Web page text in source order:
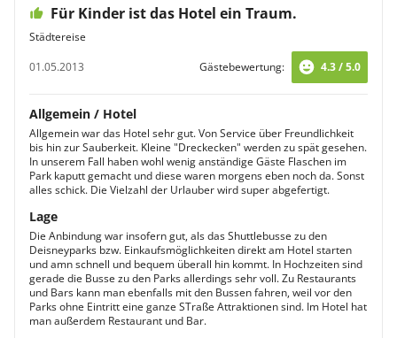
Für Kinder ist das Hotel ein Traum.
Städtereise
01.05.2013
Gästebewertung: 4.3 / 5.0
Allgemein / Hotel
Allgemein war das Hotel sehr gut. Von Service über Freundlichkeit
bis hin zur Sauberkeit. Kleine "Dreckecken" werden zu spät gesehen.
In unserem Fall haben wohl wenig anständige Gäste Flaschen im
Park kaputt gemacht und diese waren morgens eben noch da. Sonst
alles schick. Die Vielzahl der Urlauber wird super abgefertigt.
Lage
Die Anbindung war insofern gut, als das Shuttlebusse zu den
Deisneyparks bzw. Einkaufsmöglichkeiten direkt am Hotel starten
und amn schnell und bequem überall hin kommt. In Hochzeiten sind
gerade die Busse zu den Parks allerdings sehr voll. Zu Restaurants
und Bars kann man ebenfalls mit den Bussen fahren, weil vor den
Parks ohne Eintritt eine ganze STraße Attraktionen sind. Im Hotel hat
man außerdem Restaurant und Bar.